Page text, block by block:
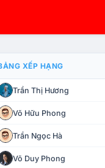
CHẾ TÀI XỬ LÝ VI PHẠM
XẾP HẠNG
Trần Thị Hương
Võ Hữu Phong
Trần Ngọc Hà
Võ Duy Phong